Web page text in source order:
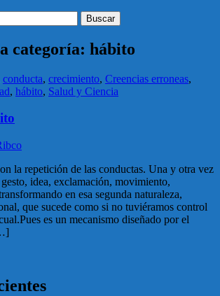
categoría: hábito
conducta, crecimiento, Creencias erroneas,
, hábito, Salud y Ciencia
la repetición de las conductas. Una y otra vez
idea, exclamación, movimiento,
en esa segunda naturaleza,
que sucede como si no tuviéramos control
es un mecanismo diseñado por el